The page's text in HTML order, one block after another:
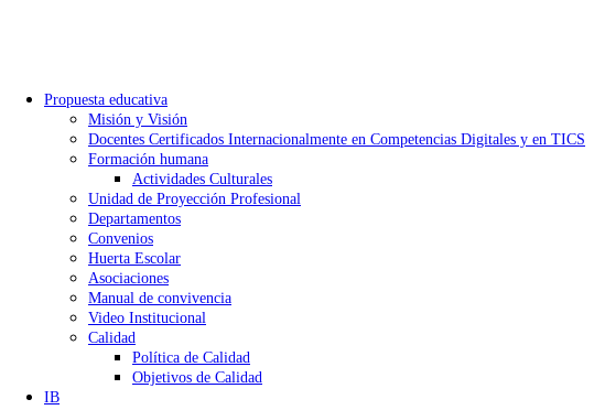
Propuesta educativa
Misión y Visión
Docentes Certificados Internacionalmente en Competencias Digitales y en TICS
Formación humana
Actividades Culturales
Unidad de Proyección Profesional
Departamentos
Convenios
Huerta Escolar
Asociaciones
Manual de convivencia
Video Institucional
Calidad
Política de Calidad
Objetivos de Calidad
IB